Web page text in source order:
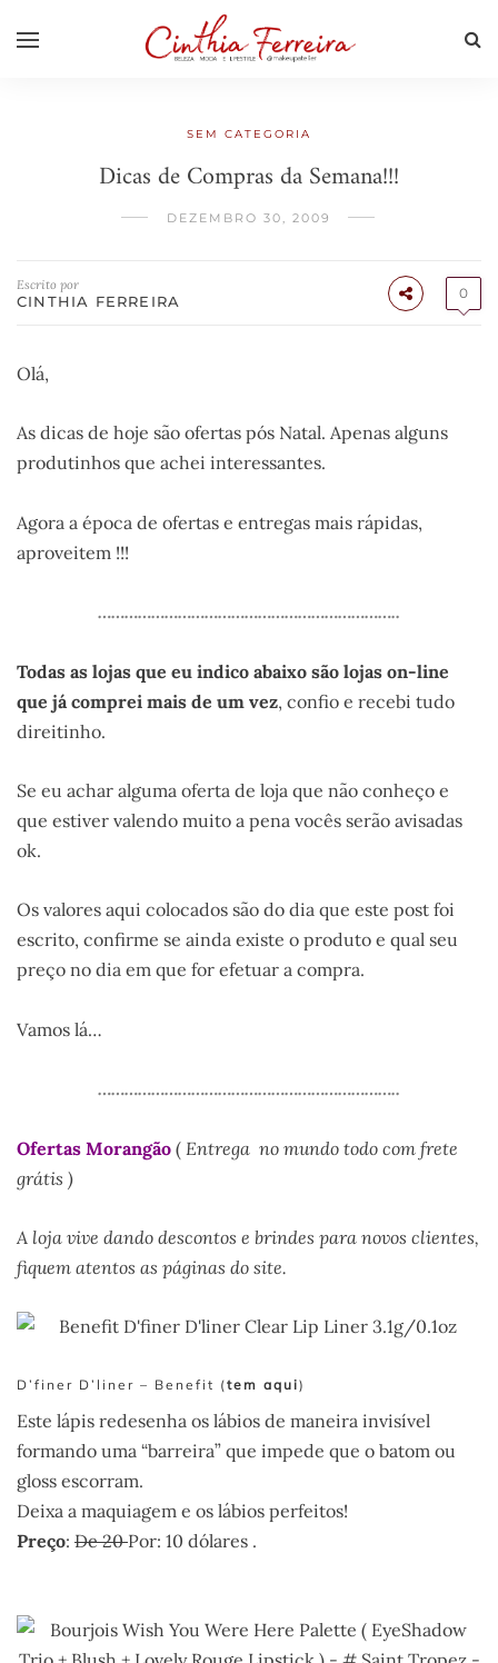
SEM CATEGORIA
Dicas de Compras da Semana!!!
DEZEMBRO 30, 2009
Escrito por
CINTHIA FERREIRA 0
Olá,
As dicas de hoje são ofertas pós Natal. Apenas alguns
produtinhos que achei interessantes.
Agora a época de ofertas e entregas mais rápidas,
aproveitem !!!
…………………………………………………………..
Todas as lojas que eu indico abaixo são lojas on-line
que já comprei mais de um vez, confio e recebi tudo
direitinho.
Se eu achar alguma oferta de loja que não conheço e
que estiver valendo muito a pena vocês serão avisadas
ok.
Os valores aqui colocados são do dia que este post foi
escrito, confirme se ainda existe o produto e qual seu
preço no dia em que for efetuar a compra.
Vamos lá…
…………………………………………………………..
Ofertas Morangão ( Entrega no mundo todo com frete
grátis )
A loja vive dando descontos e brindes para novos clientes,
fiquem atentos as páginas do site.
D’finer D’liner – Benefit (tem aqui)
Este lápis redesenha os lábios de maneira invisível
formando uma “barreira” que impede que o batom ou
gloss escorram.
Deixa a maquiagem e os lábios perfeitos!
Preço: De 20Por: 10 dólares .